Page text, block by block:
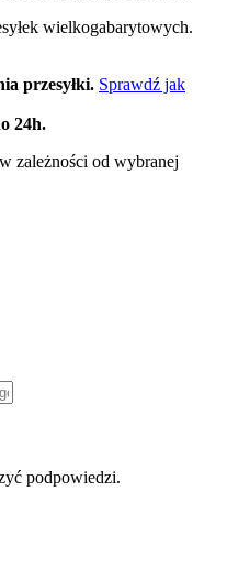
wielkogabarytowych.
przesyłki. Sprawdź jak
24h.
zależności od wybranej
podpowiedzi.